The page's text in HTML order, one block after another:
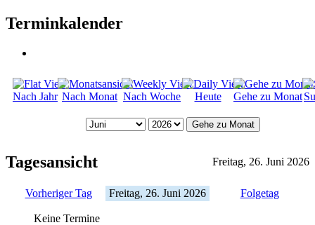
Terminkalender
Nach Jahr Nach Monat Nach Woche Heute Gehe zu Monat
Gehe zu Monat
Tagesansicht Freitag, 26. Juni 2026
Vorheriger Tag Freitag, 26. Juni 2026 Folgetag
Keine Termine